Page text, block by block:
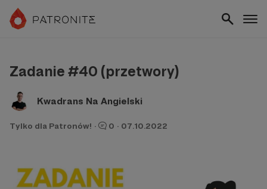
Zadanie #40 (przetwory)
Kwadrans Na Angielski
Tylko dla Patronów! · 0 · 07.10.2022